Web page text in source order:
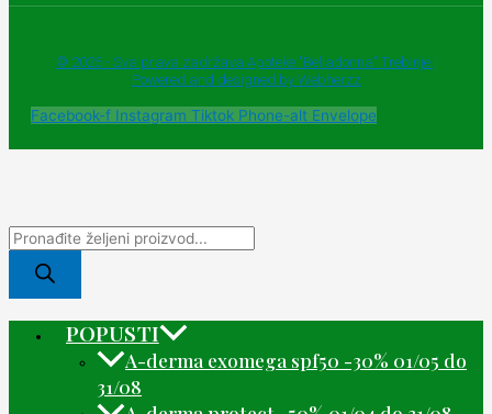
© 2025 - Sva prava zadržava Apoteke "Belladonna" Trebinje |
Powered and designed by Webherzz
Facebook-f Instagram Tiktok Phone-alt Envelope
POPUSTI
A-derma exomega spf50 -30% 01/05 do
31/08